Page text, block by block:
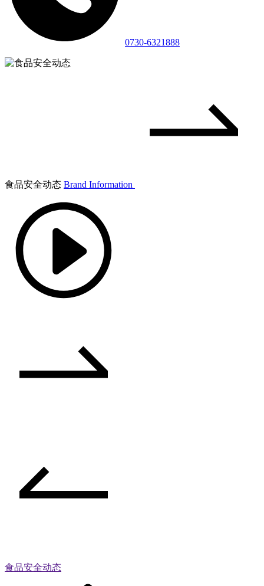
0730-6321888
食品安全动态 Brand Information
食品安全动态